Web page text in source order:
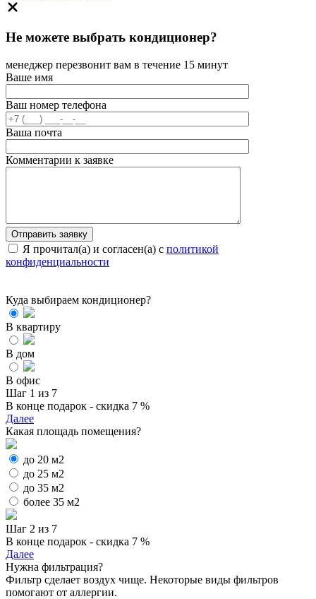
Не можете выбрать кондиционер?
менеджер перезвонит вам в течение 15 минут
Ваше имя
Ваш номер телефона
Ваша почта
Комментарии к заявке
Я прочитал(а) и согласен(а) с политикой
конфиденциальности
Куда выбираем кондиционер?
В квартиру
В дом
В офис
Шаг 1 из 7
В конце подарок - скидка 7 %
Далее
Какая площадь помещения?
до 20 м2
до 25 м2
до 35 м2
более 35 м2
Шаг 2 из 7
В конце подарок - скидка 7 %
Далее
Нужна фильтрация?
Фильтр сделает воздух чище. Некоторые виды фильтров
помогают от аллергии.